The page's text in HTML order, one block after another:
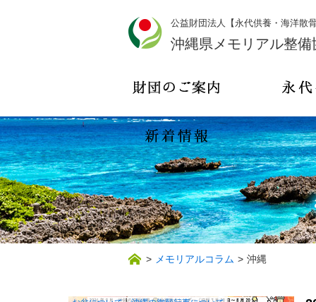
公益財団法人【永代供養・海洋散
沖縄県メモリアル整備
> メモリアルコラム > 沖縄